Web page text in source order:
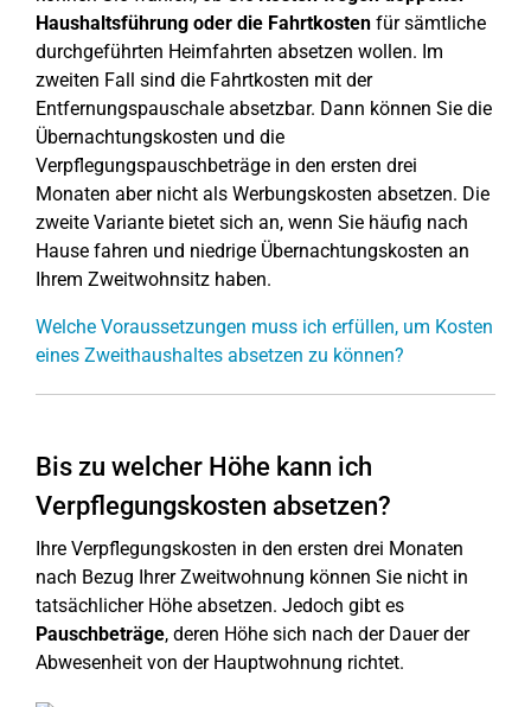
Haushaltsführung oder die Fahrtkosten für sämtliche
durchgeführten Heimfahrten absetzen wollen. Im
zweiten Fall sind die Fahrtkosten mit der
Entfernungspauschale absetzbar. Dann können Sie die
Übernachtungskosten und die
Verpflegungspauschbeträge in den ersten drei
Monaten aber nicht als Werbungskosten absetzen. Die
zweite Variante bietet sich an, wenn Sie häufig nach
Hause fahren und niedrige Übernachtungskosten an
Ihrem Zweitwohnsitz haben.
Welche Voraussetzungen muss ich erfüllen, um Kosten
eines Zweithaushaltes absetzen zu können?
Bis zu welcher Höhe kann ich
Verpflegungskosten absetzen?
Ihre Verpflegungskosten in den ersten drei Monaten
nach Bezug Ihrer Zweitwohnung können Sie nicht in
tatsächlicher Höhe absetzen. Jedoch gibt es
Pauschbeträge, deren Höhe sich nach der Dauer der
Abwesenheit von der Hauptwohnung richtet.